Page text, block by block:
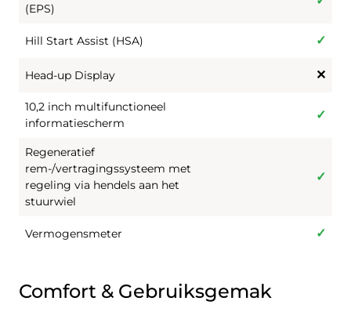
(EPS)
Hill Start Assist (HSA)
Head-up Display
10,2 inch multifunctioneel
informatiescherm
Regeneratief
rem-/vertragingssysteem met
regeling via hendels aan het
stuurwiel
Vermogensmeter
Comfort & Gebruiksgemak